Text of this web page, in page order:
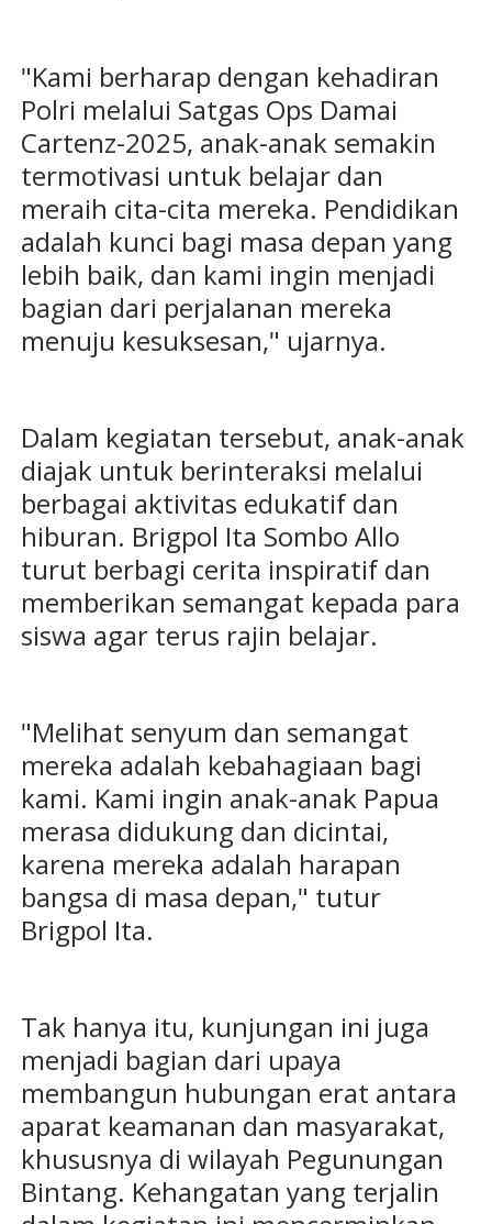
"Kami berharap dengan kehadiran
Polri melalui Satgas Ops Damai
Cartenz-2025, anak-anak semakin
termotivasi untuk belajar dan
meraih cita-cita mereka. Pendidikan
adalah kunci bagi masa depan yang
lebih baik, dan kami ingin menjadi
bagian dari perjalanan mereka
menuju kesuksesan," ujarnya.
Dalam kegiatan tersebut, anak-anak
diajak untuk berinteraksi melalui
berbagai aktivitas edukatif dan
hiburan. Brigpol Ita Sombo Allo
turut berbagi cerita inspiratif dan
memberikan semangat kepada para
siswa agar terus rajin belajar.
"Melihat senyum dan semangat
mereka adalah kebahagiaan bagi
kami. Kami ingin anak-anak Papua
merasa didukung dan dicintai,
karena mereka adalah harapan
bangsa di masa depan," tutur
Brigpol Ita.
Tak hanya itu, kunjungan ini juga
menjadi bagian dari upaya
membangun hubungan erat antara
aparat keamanan dan masyarakat,
khususnya di wilayah Pegunungan
Bintang. Kehangatan yang terjalin